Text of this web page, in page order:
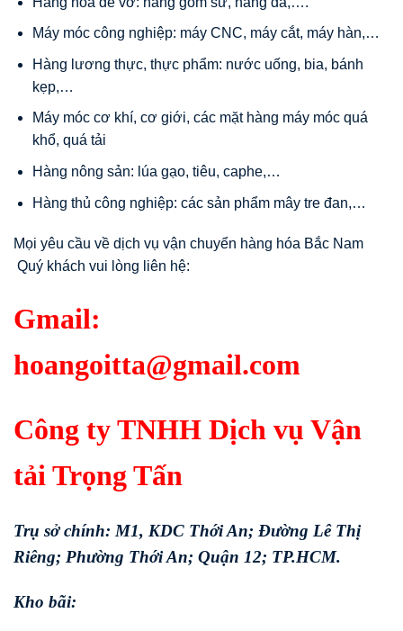
Máy móc công nghiệp: máy CNC, máy cắt, máy hàn,…
Hàng lương thực, thực phẩm: nước uống, bia, bánh
kẹp,…
Máy móc cơ khí, cơ giới, các mặt hàng máy móc quá
khổ, quá tải
Hàng nông sản: lúa gạo, tiêu, caphe,…
Hàng thủ công nghiệp: các sản phẩm mây tre đan,…
Mọi yêu cầu về dịch vụ vận chuyển hàng hóa Bắc Nam
Quý khách vui lòng liên hệ:
Gmail:
hoangoitta@gmail.com
Công ty TNHH Dịch vụ Vận
tải Trọng Tấn
Trụ sở chính: M1, KDC Thới An; Đường Lê Thị
Riêng; Phường Thới An; Quận 12; TP.HCM.
Kho bãi: